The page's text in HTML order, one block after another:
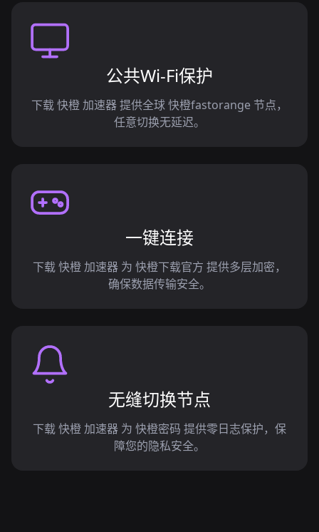
公共Wi-Fi保护
下载 快橙 加速器 提供全球 快橙fastorange 节点，
任意切换无延迟。
一键连接
下载 快橙 加速器 为 快橙下载官方 提供多层加密，
确保数据传输安全。
无缝切换节点
下载 快橙 加速器 为 快橙密码 提供零日志保护，保
障您的隐私安全。